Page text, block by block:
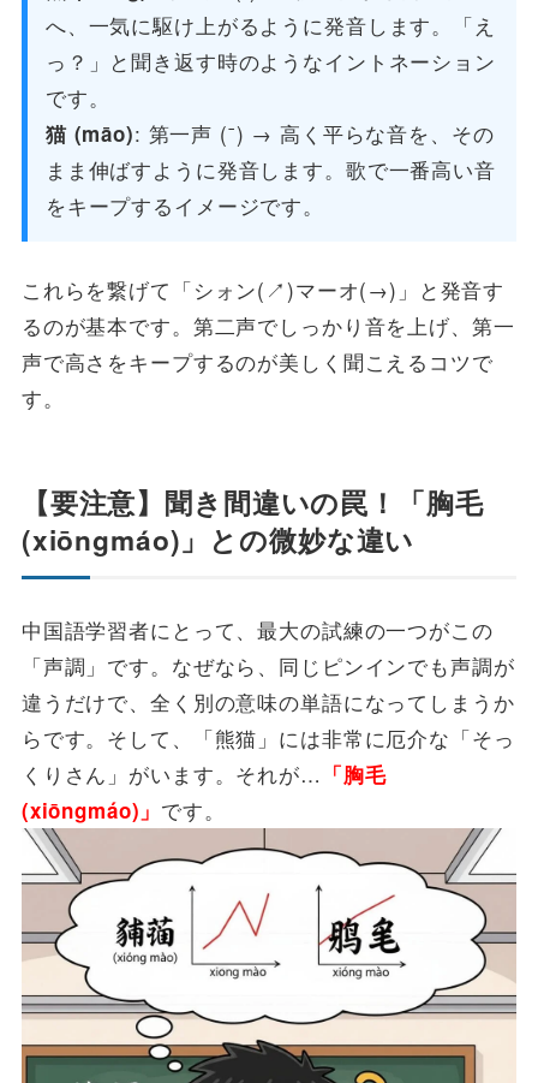
へ、一気に駆け上がるように発音します。「え
っ？」と聞き返す時のようなイントネーション
です。
猫 (māo): 第一声 (ˉ) → 高く平らな音を、その
まま伸ばすように発音します。歌で一番高い音
をキープするイメージです。
これらを繋げて「シォン(↗︎)マーオ(→)」と発音す
るのが基本です。第二声でしっかり音を上げ、第一
声で高さをキープするのが美しく聞こえるコツで
す。
【要注意】聞き間違いの罠！「胸毛
(xiōngmáo)」との微妙な違い
中国語学習者にとって、最大の試練の一つがこの
「声調」です。なぜなら、同じピンインでも声調が
違うだけで、全く別の意味の単語になってしまうか
らです。そして、「熊猫」には非常に厄介な「そっ
くりさん」がいます。それが… 「胸毛
(xiōngmáo)」 です。